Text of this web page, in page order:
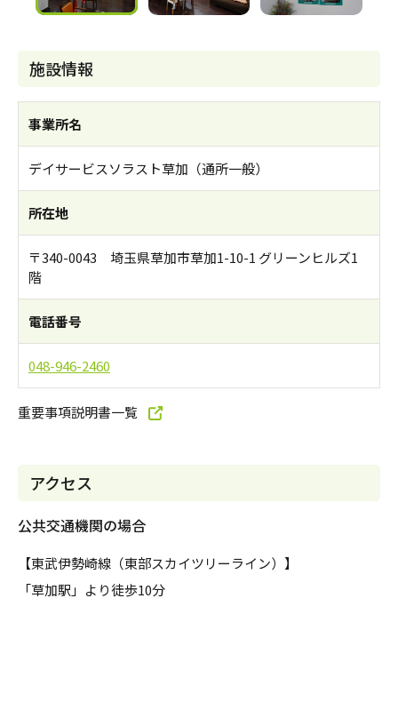
施設情報
事業所名
デイサービスソラスト草加（通所一般）
所在地
〒340-0043 埼玉県草加市草加1-10-1 グリーンヒルズ1
階
電話番号
048-946-2460
重要事項説明書一覧
アクセス
公共交通機関の場合
【東武伊勢崎線（東部スカイツリーライン）】
「草加駅」より徒歩10分